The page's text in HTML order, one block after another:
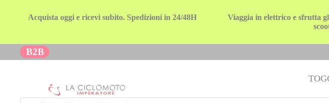
Acquista oggi e ricevi subito. Spedizioni in 24/48H
Viaggia in elettrico e sfrutta
B2B